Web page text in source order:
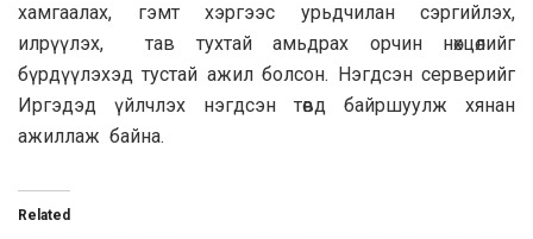
хамгаалах, гэмт хэргээс урьдчилан сэргийлэх,
илрүүлэх, тав тухтай амьдрах орчин нөхцөлийг
бүрдүүлэхэд тустай ажил болсон. Нэгдсэн серверийг
Иргэдэд үйлчлэх нэгдсэн төвд байршуулж хянан
ажиллаж байна.
Related